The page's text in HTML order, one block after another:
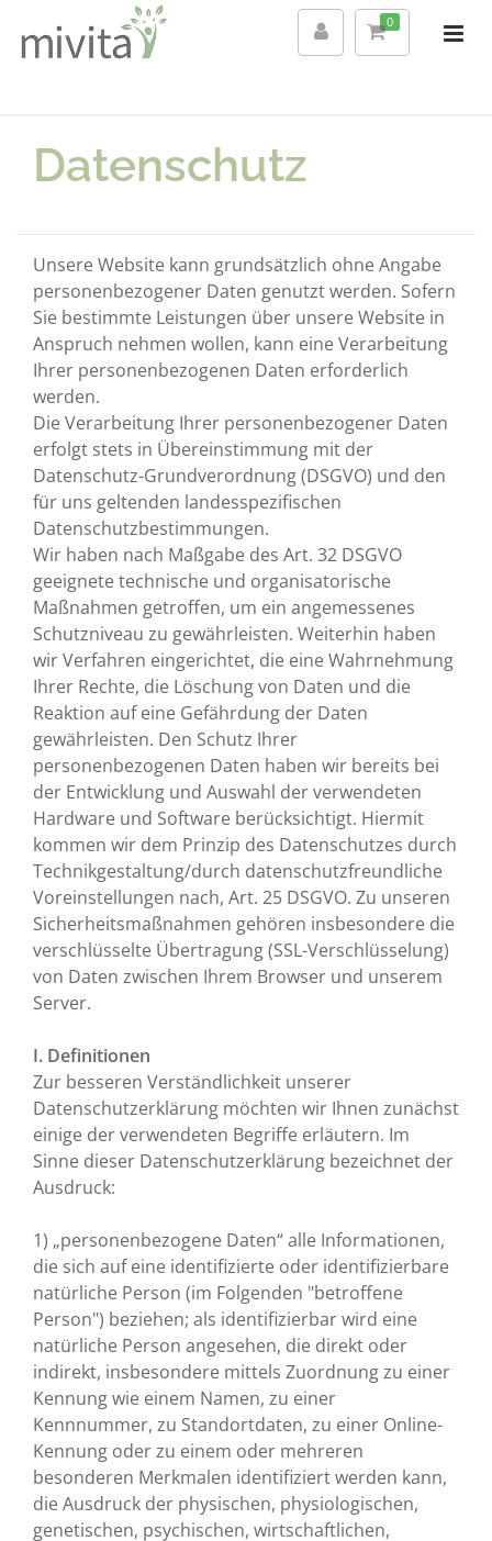
0
Datenschutz
Unsere Website kann grundsätzlich ohne Angabe
personenbezogener Daten genutzt werden. Sofern
Sie bestimmte Leistungen über unsere Website in
Anspruch nehmen wollen, kann eine Verarbeitung
Ihrer personenbezogenen Daten erforderlich
werden.
Die Verarbeitung Ihrer personenbezogener Daten
erfolgt stets in Übereinstimmung mit der
Datenschutz-Grundverordnung (DSGVO) und den
für uns geltenden landesspezifischen
Datenschutzbestimmungen.
Wir haben nach Maßgabe des Art. 32 DSGVO
geeignete technische und organisatorische
Maßnahmen getroffen, um ein angemessenes
Schutzniveau zu gewährleisten. Weiterhin haben
wir Verfahren eingerichtet, die eine Wahrnehmung
Ihrer Rechte, die Löschung von Daten und die
Reaktion auf eine Gefährdung der Daten
gewährleisten. Den Schutz Ihrer
personenbezogenen Daten haben wir bereits bei
der Entwicklung und Auswahl der verwendeten
Hardware und Software berücksichtigt. Hiermit
kommen wir dem Prinzip des Datenschutzes durch
Technikgestaltung/durch datenschutzfreundliche
Voreinstellungen nach, Art. 25 DSGVO. Zu unseren
Sicherheitsmaßnahmen gehören insbesondere die
verschlüsselte Übertragung (SSL-Verschlüsselung)
von Daten zwischen Ihrem Browser und unserem
Server.
I. Definitionen
Zur besseren Verständlichkeit unserer
Datenschutzerklärung möchten wir Ihnen zunächst
einige der verwendeten Begriffe erläutern. Im
Sinne dieser Datenschutzerklärung bezeichnet der
Ausdruck:
1) „personenbezogene Daten“ alle Informationen,
die sich auf eine identifizierte oder identifizierbare
natürliche Person (im Folgenden "betroffene
Person") beziehen; als identifizierbar wird eine
natürliche Person angesehen, die direkt oder
indirekt, insbesondere mittels Zuordnung zu einer
Kennung wie einem Namen, zu einer
Kennnummer, zu Standortdaten, zu einer Online-
Kennung oder zu einem oder mehreren
besonderen Merkmalen identifiziert werden kann,
die Ausdruck der physischen, physiologischen,
genetischen, psychischen, wirtschaftlichen,